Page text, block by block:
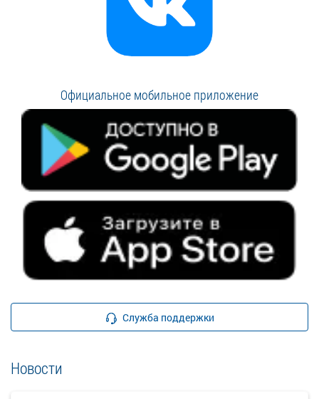
Официальное мобильное приложение
Служба поддержки
Новости